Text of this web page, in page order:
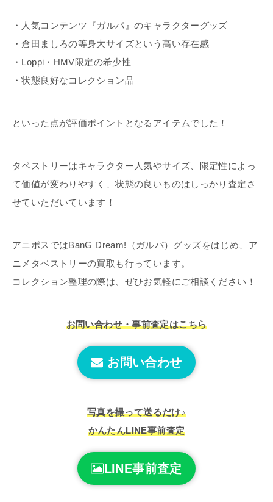
・人気コンテンツ『ガルパ』のキャラクターグッズ
・倉田ましろの等身大サイズという高い存在感
・Loppi・HMV限定の希少性
・状態良好なコレクション品
といった点が評価ポイントとなるアイテムでした！
タペストリーはキャラクター人気やサイズ、限定性によっ
て価値が変わりやすく、状態の良いものはしっかり査定さ
せていただいています！
アニポスではBanG Dream!（ガルパ）グッズをはじめ、ア
ニメタペストリーの買取も行っています。
コレクション整理の際は、ぜひお気軽にご相談ください！
お問い合わせ・事前査定はこちら
お問い合わせ
写真を撮って送るだけ♪
かんたんLINE事前査定
LINE事前査定